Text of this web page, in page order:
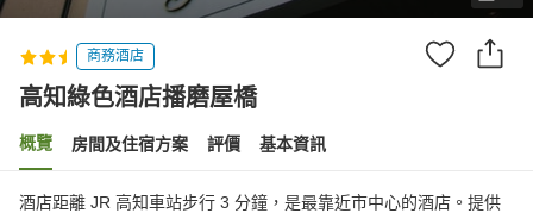
商務酒店
高知綠色酒店播磨屋橋
概覽 房間及住宿方案 評價 基本資訊
酒店距離 JR 高知車站步行 3 分鐘，是最靠近市中心的酒店。提供